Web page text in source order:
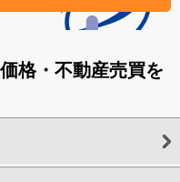
格・不動産売買を